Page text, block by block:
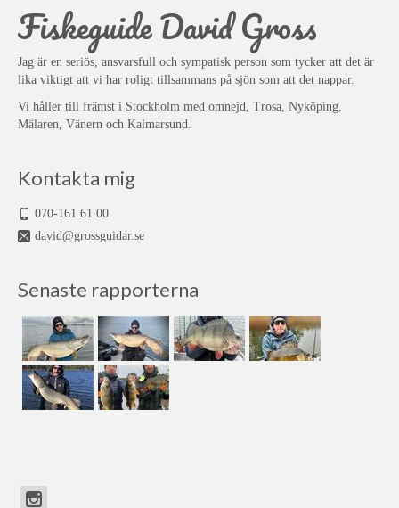
Fiskeguide David Gross
Jag är en seriös, ansvarsfull och sympatisk person som tycker att det är
lika viktigt att vi har roligt tillsammans på sjön som att det nappar.
Vi håller till främst i Stockholm med omnejd, Trosa, Nyköping,
Mälaren, Vänern och Kalmarsund.
Kontakta mig
070-161 61 00
david@grossguidar.se
Senaste rapporterna